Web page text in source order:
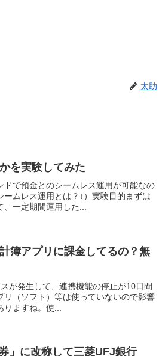
太助
を実験してみた
で預金とのシームレス運用が可能なの
ムレス運用とは？↓）実験目的まずは
一定期間運用した...
簿アプリに課金してるの？無
が発生して、連携機能の停止が10日間
（ソフト）等は使っていないので影響
ますね。使...
」に改称して三菱UFJ銀行